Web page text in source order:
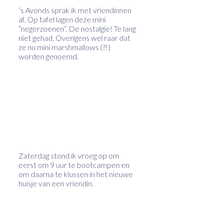
’s Avonds sprak ik met vriendinnen
af. Op tafel lagen deze mini
“negerzoenen”. De nostalgie! Te lang
niet gehad. Overigens wel raar dat
ze nu mini marshmallows (?!)
worden genoemd.
Zaterdag stond ik vroeg op om
eerst om 9 uur te bootcampen en
om daarna te klussen in het nieuwe
huisje van een vriendin.